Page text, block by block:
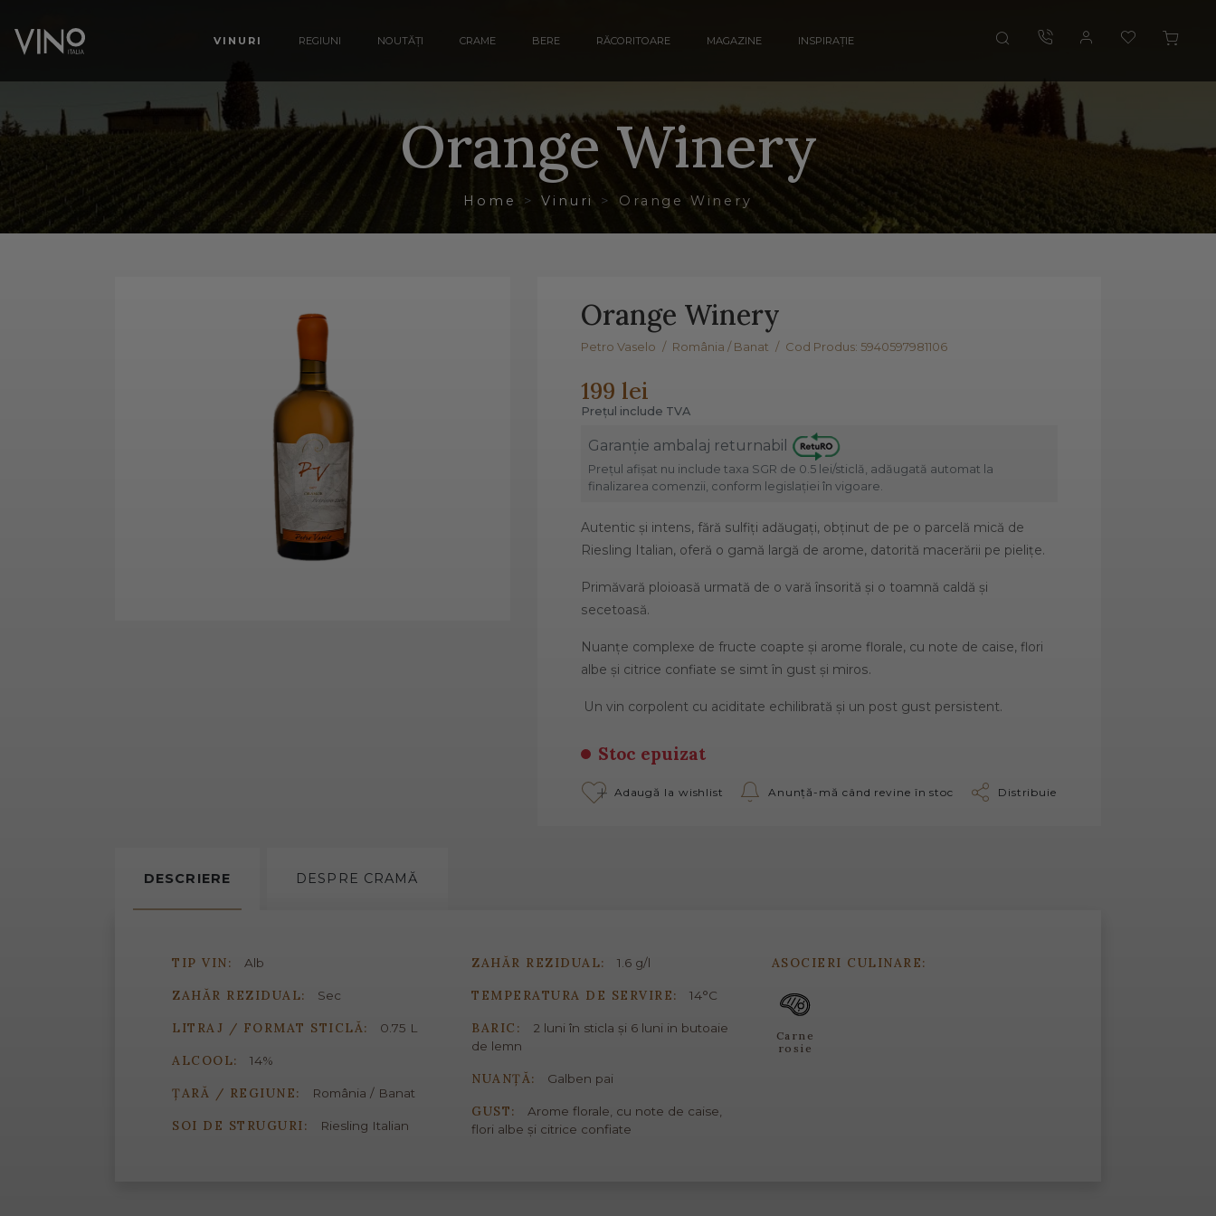
VINURI REGIUNI NOUTĂȚI CRAME BERE RĂCORITOARE MAGAZINE INSPIRAȚIE
Orange Winery
Home Vinuri Orange Winery
Orange Winery
Petro Vaselo / România / Banat / Cod Produs: 5940597981106
199 lei
Prețul include TVA
Garanție ambalaj returnabil
Prețul afișat nu include taxa SGR de 0.5 lei/sticlă, adăugată automat la
finalizarea comenzii, conform legislației în vigoare.
Autentic și intens, fără sulfiţi adăugaţi, obţinut de pe o parcelă mică de
Riesling Italian, oferă o gamă largă de arome, datorită macerării pe pieliţe.
Primăvară ploioasă urmată de o vară însorită şi o toamnă caldă şi
secetoasă.
Nuanţe complexe de fructe coapte și arome florale, cu note de caise, flori
albe și citrice confiate se simt în gust și miros.
Un vin corpolent cu aciditate echilibrată și un post gust persistent.
Stoc epuizat
Adaugă la wishlist Anunță-mă când revine în stoc Distribuie
DESCRIERE DESPRE CRAMĂ
TIP VIN: Alb
ZAHĂR REZIDUAL: Sec
LITRAJ / FORMAT STICLĂ: 0.75 L
ALCOOL: 14%
ȚARĂ / REGIUNE: România / Banat
SOI DE STRUGURI: Riesling Italian
ZAHĂR REZIDUAL: 1.6 g/l
TEMPERATURA DE SERVIRE: 14°C
BARIC:
2 luni în sticla și 6 luni in butoaie
de lemn
NUANȚĂ: Galben pai
GUST:
Arome florale, cu note de caise,
flori albe și citrice confiate
ASOCIERI CULINARE:
Carne
rosie